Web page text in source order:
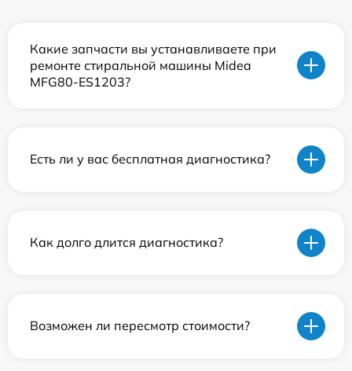
Какие запчасти вы устанавливаете при
ремонте стиральной машины Midea
MFG80-ES1203?
Есть ли у вас бесплатная диагностика?
Как долго длится диагностика?
Возможен ли пересмотр стоимости?